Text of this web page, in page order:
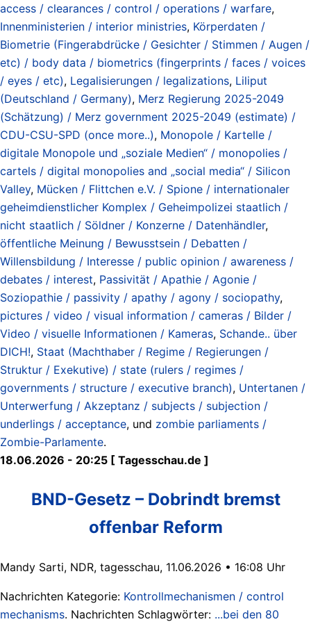
access / clearances / control / operations / warfare,
Innenministerien / interior ministries, Körperdaten /
Biometrie (Fingerabdrücke / Gesichter / Stimmen / Augen /
etc) / body data / biometrics (fingerprints / faces / voices
/ eyes / etc), Legalisierungen / legalizations, Liliput
(Deutschland / Germany), Merz Regierung 2025-2049
(Schätzung) / Merz government 2025-2049 (estimate) /
CDU-CSU-SPD (once more..), Monopole / Kartelle /
digitale Monopole und „soziale Medien“ / monopolies /
cartels / digital monopolies and „social media“ / Silicon
Valley, Mücken / Flittchen e.V. / Spione / internationaler
geheimdienstlicher Komplex / Geheimpolizei staatlich /
nicht staatlich / Söldner / Konzerne / Datenhändler,
öffentliche Meinung / Bewusstsein / Debatten /
Willensbildung / Interesse / public opinion / awareness /
debates / interest, Passivität / Apathie / Agonie /
Soziopathie / passivity / apathy / agony / sociopathy,
pictures / video / visual information / cameras / Bilder /
Video / visuelle Informationen / Kameras, Schande.. über
DICH!, Staat (Machthaber / Regime / Regierungen /
Struktur / Exekutive) / state (rulers / regimes /
governments / structure / executive branch), Untertanen /
Unterwerfung / Akzeptanz / subjects / subjection /
underlings / acceptance, und zombie parliaments /
Zombie-Parlamente.
18.06.2026 - 20:25 [ Tagesschau.de ]
BND-Gesetz – Dobrindt bremst
offenbar Reform
Mandy Sarti, NDR, tagesschau, 11.06.2026 • 16:08 Uhr
Nachrichten Kategorie: Kontrollmechanismen / control
mechanisms. Nachrichten Schlagwörter: ...bei den 80